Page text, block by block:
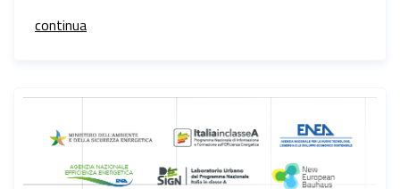
continua